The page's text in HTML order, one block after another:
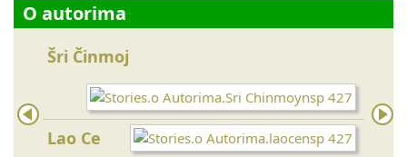
O autorima
Šri Činmoj
Lao Ce